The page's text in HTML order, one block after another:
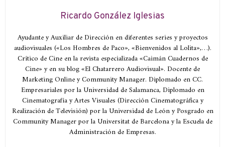
Ricardo González Iglesias
Ayudante y Auxiliar de Dirección en diferentes series y proyectos
audiovisuales («Los Hombres de Paco», «Bienvenidos al Lolita»,…).
Crítico de Cine en la revista especializada «Caimán Cuadernos de
Cine» y en su blog «El Chatarrero Audiovisual». Docente de
Marketing Online y Community Manager. Diplomado en CC.
Empresariales por la Universidad de Salamanca, Diplomado en
Cinematografía y Artes Visuales (Dirección Cinematográfica y
Realización de Televisión) por la Universidad de León y Posgrado en
Community Manager por la Universitat de Barcelona y la Escuela de
Administración de Empresas.